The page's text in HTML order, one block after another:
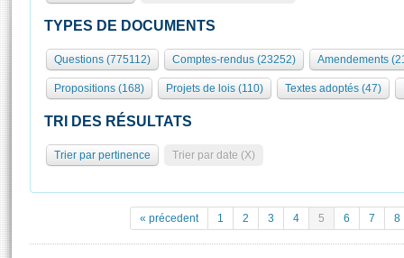
Présidence
577 députés
Groupes politiques
Séance publique
Commissions et autres organes
Europe et International
Pétitions
Rôle et pouvoirs de l'Assemblée
Organisation de l'Assemblée
Présidence Conférence des Présidents Bureau Collège des
Statistiques et chiffres clés
Documents de référence
( Constitution | Règlement de l'Assemblée ... )
Visiter l'Assemblée
Visite virtuelle du palais Bourbon
Assister à une séance
La Bibliothèque
TYPES DE DOCUMENTS
Questions (775112) Comptes-rendus (23252) Amendements
Propositions (168) Projets de lois (110) Textes adoptés (47)
TRI DES RÉSULTATS
Trier par pertinence Trier par date (X)
« précedent 1 2 3 4 5 6 7 8